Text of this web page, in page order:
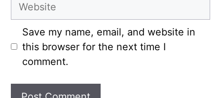
Save my name, email, and website in
this browser for the next time I
comment.